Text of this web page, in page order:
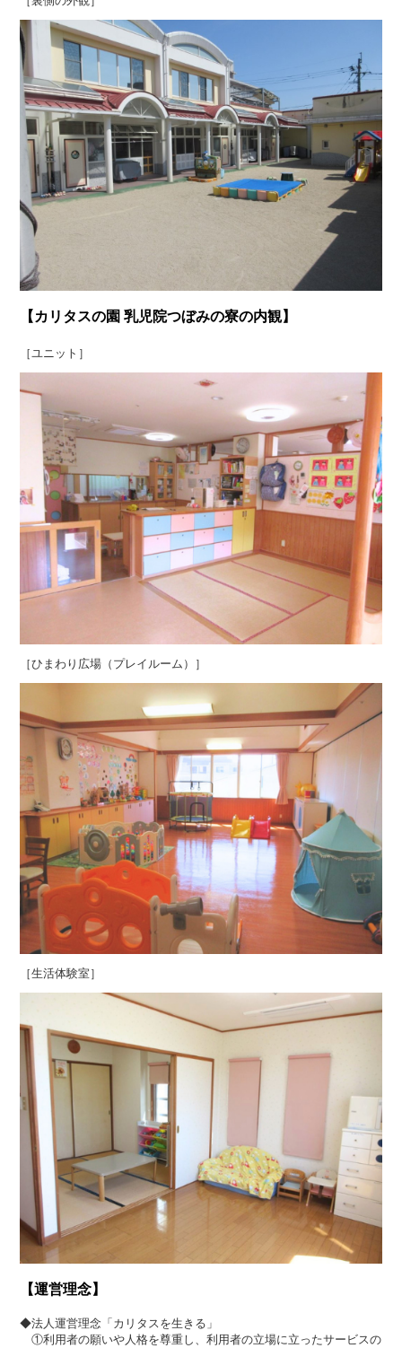
【カリタスの園 乳児院つぼみの寮の内観】
［ユニット］
［ひまわり広場（プレイルーム）］
［生活体験室］
【運営理念】
◆法人運営理念「カリタスを生きる」
①利用者の願いや人格を尊重し、利用者の立場に立ったサービスの